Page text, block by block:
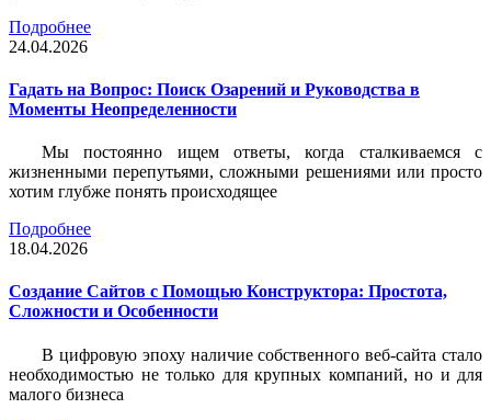
Подробнее
24.04.2026
Гадать на Вопрос: Поиск Озарений и Руководства в
Моменты Неопределенности
Мы постоянно ищем ответы, когда сталкиваемся с
жизненными перепутьями, сложными решениями или просто
хотим глубже понять происходящее
Подробнее
18.04.2026
Создание Сайтов с Помощью Конструктора: Простота,
Сложности и Особенности
В цифровую эпоху наличие собственного веб-сайта стало
необходимостью не только для крупных компаний, но и для
малого бизнеса